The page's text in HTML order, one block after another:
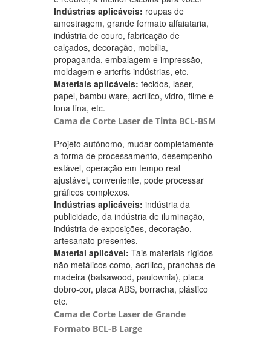
Indústrias aplicáveis: roupas de
amostragem, grande formato alfaiataria,
indústria de couro, fabricação de
calçados, decoração, mobília,
propaganda, embalagem e impressão,
moldagem e artcrfts indústrias, etc.
Materiais aplicáveis: tecidos, laser,
papel, bambu ware, acrílico, vidro, filme e
lona fina, etc.
Cama de Corte Laser de Tinta BCL-BSM
Projeto autônomo, mudar completamente
a forma de processamento, desempenho
estável, operação em tempo real
ajustável, conveniente, pode processar
gráficos complexos.
Indústrias aplicáveis: indústria da
publicidade, da indústria de iluminação,
indústria de exposições, decoração,
artesanato presentes.
Material aplicável: Tais materiais rígidos
não metálicos como, acrílico, pranchas de
madeira (balsawood, paulownia), placa
dobro-cor, placa ABS, borracha, plástico
etc.
Cama de Corte Laser de Grande
Formato BCL-B Large